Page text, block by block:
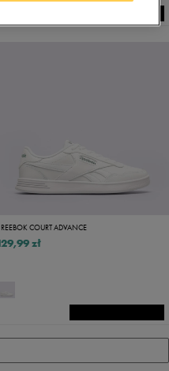
REEBOK COURT ADVANCE
zł